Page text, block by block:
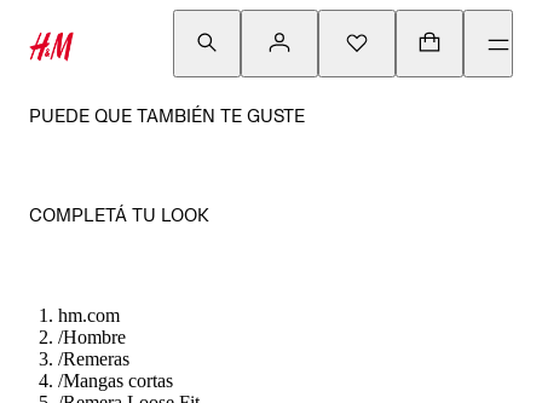
PUEDE QUE TAMBIÉN TE GUSTE
COMPLETÁ TU LOOK
hm.com
/Hombre
/Remeras
/Mangas cortas